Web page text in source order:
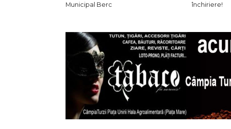
Municipal Berc
închiriere!